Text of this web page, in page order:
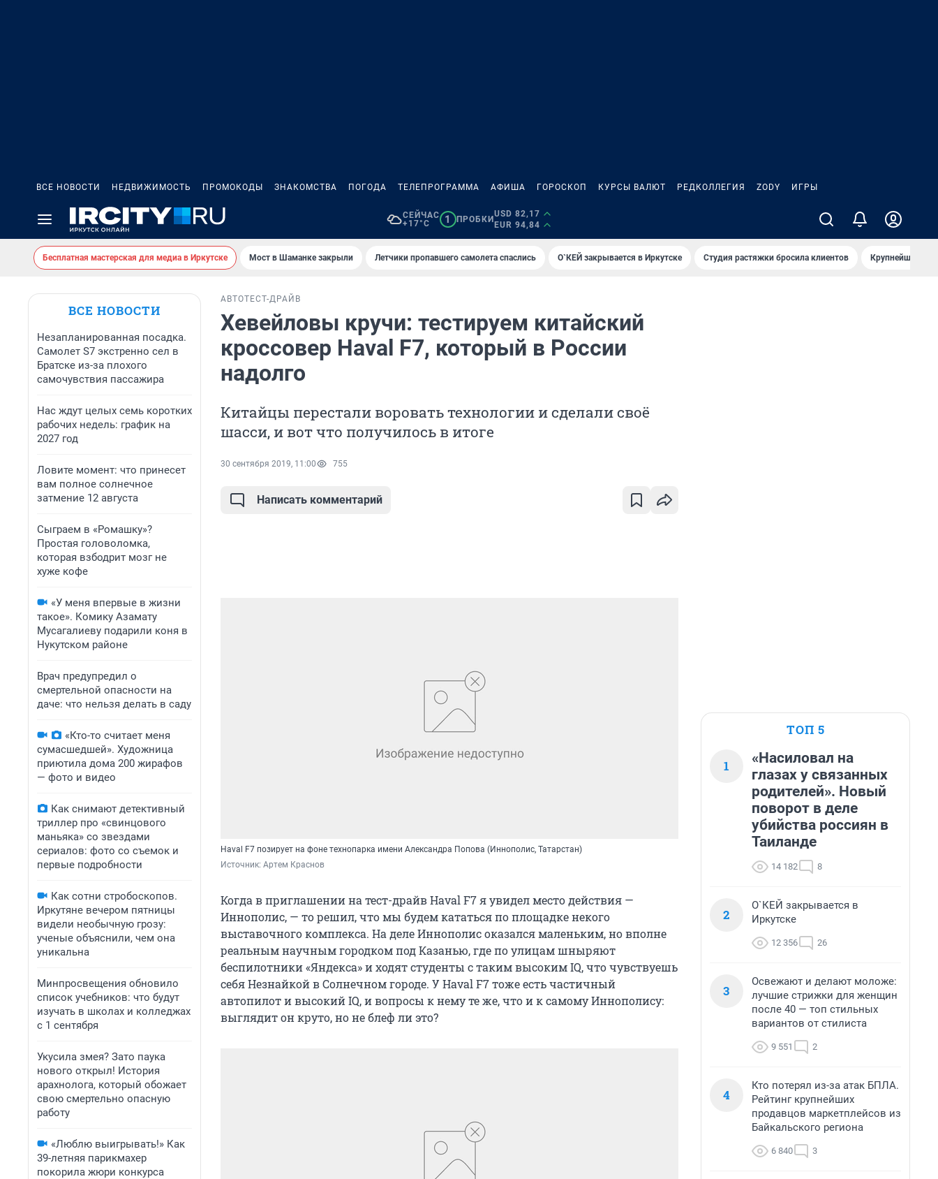
ВСЕ НОВОСТИ НЕДВИЖИМОСТЬ ПРОМОКОДЫ ЗНАКОМСТВА ПОГОДА ТЕЛЕПРОГРАММА АФИША ГОРОСКОП КУРСЫ ВАЛЮТ РЕДКОЛЛЕГИЯ ZODY ИГРЫ
СЕЙЧАС
+17°C
1 ПРОБКИ
USD 82,17
EUR 94,84
Бесплатная мастерская для медиа в Иркутске Мост в Шаманке закрыли Летчики пропавшего самолета спаслись О`КЕЙ закрывается в Иркутске Студия растяжки бросила клиентов Крупнейшие
ВСЕ НОВОСТИ
Незапланированная посадка.
Самолет S7 экстренно сел в
Братске из-за плохого
самочувствия пассажира
Нас ждут целых семь коротких
рабочих недель: график на
2027 год
Ловите момент: что принесет
вам полное солнечное
затмение 12 августа
Сыграем в «Ромашку»?
Простая головоломка,
которая взбодрит мозг не
хуже кофе
«У меня впервые в жизни
такое». Комику Азамату
Мусагалиеву подарили коня в
Нукутском районе
Врач предупредил о
смертельной опасности на
даче: что нельзя делать в саду
«Кто-то считает меня
сумасшедшей». Художница
приютила дома 200 жирафов
— фото и видео
Как снимают детективный
триллер про «свинцового
маньяка» со звездами
сериалов: фото со съемок и
первые подробности
Как сотни стробоскопов.
Иркутяне вечером пятницы
видели необычную грозу:
ученые объяснили, чем она
уникальна
Минпросвещения обновило
список учебников: что будут
изучать в школах и колледжах
с 1 сентября
Укусила змея? Зато паука
нового открыл! История
арахнолога, который обожает
свою смертельно опасную
работу
«Люблю выигрывать!» Как
39-летняя парикмахер
покорила жюри конкурса
АВТОТЕСТ-ДРАЙВ
Хевейловы кручи: тестируем китайский
кроссовер Haval F7, который в России
надолго
Китайцы перестали воровать технологии и сделали своё
шасси, и вот что получилось в итоге
30 сентября 2019, 11:00 755
Написать комментарий
Haval F7 позирует на фоне технопарка имени Александра Попова (Иннополис, Татарстан)
Источник: Артем Краснов
Когда в приглашении на тест-драйв Haval F7 я увидел место действия —
Иннополис, — то решил, что мы будем кататься по площадке некого
выставочного комплекса. На деле Иннополис оказался маленьким, но вполне
реальным научным городком под Казанью, где по улицам шныряют
беспилотники «Яндекса» и ходят студенты с таким высоким IQ, что чувствуешь
себя Незнайкой в Солнечном городе. У Haval F7 тоже есть частичный
автопилот и высокий IQ, и вопросы к нему те же, что и к самому Иннополису:
выглядит он круто, но не блеф ли это?
ТОП 5
1
«Насиловал на
глазах у связанных
родителей». Новый
поворот в деле
убийства россиян в
Таиланде
14 182 8
2
О`КЕЙ закрывается в
Иркутске
12 356 26
3
Освежают и делают моложе:
лучшие стрижки для женщин
после 40 — топ стильных
вариантов от стилиста
9 551 2
4
Кто потерял из-за атак БПЛА.
Рейтинг крупнейших
продавцов маркетплейсов из
Байкальского региона
6 840 3